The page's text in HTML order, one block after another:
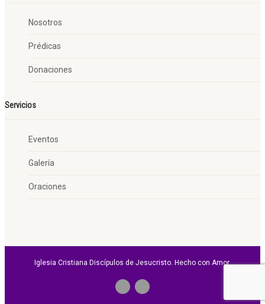
Nosotros
Prédicas
Donaciones
Servicios
Eventos
Galería
Oraciones
Iglesia Cristiana Discípulos de Jesucristo. Hecho con Amor.